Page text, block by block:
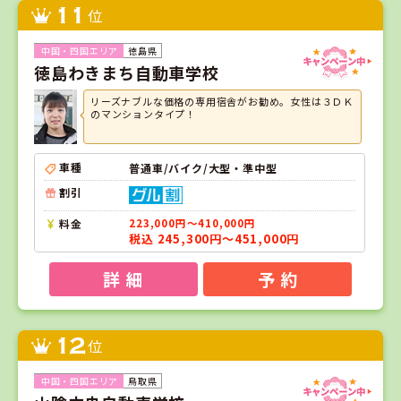
11 位
徳島県
徳島わきまち自動車学校
リーズナブルな価格の専用宿舎がお勧め。女性は３ＤＫ
のマンションタイプ！
車種
普通車/バイク/大型・準中型
割引
料金 223,000円～410,000円
税込 245,300円～451,000円
詳 細 予 約
12位
鳥取県